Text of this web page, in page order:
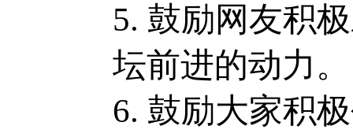
5. 鼓励网友积
坛前进的动力。
6. 鼓励大家积